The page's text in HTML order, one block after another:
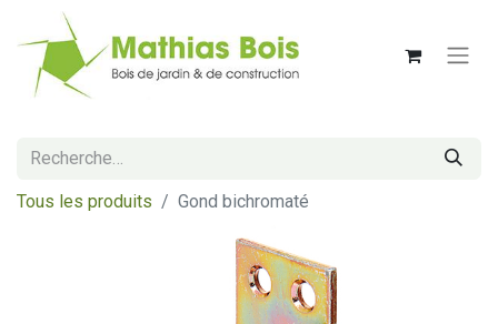
Tous les produits Gond bichromaté